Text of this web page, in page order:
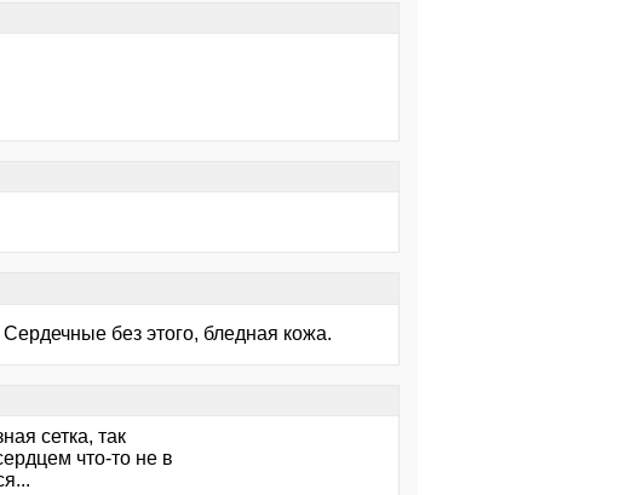
без этого, бледная кожа.
сетка, так
что-то не в